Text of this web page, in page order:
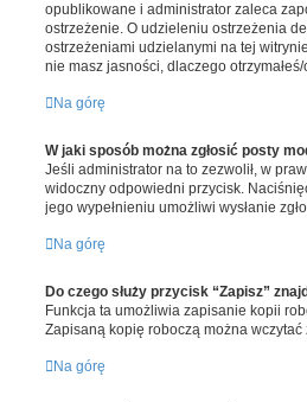
opublikowane i administrator zaleca
ostrzeżenie. O udzieleniu ostrzeżenia
ostrzeżeniami udzielanymi na tej
nie masz jasności, dlaczego
Na górę
W jaki sposób można zgłosić posty
Jeśli administrator na to zezwolił, w
widoczny odpowiedni przycisk.
jego wypełnieniu umożliwi wysłanie
Na górę
Do czego służy przycisk “Zapisz”
Funkcja ta umożliwia zapisanie kopii
Zapisaną kopię roboczą można wczytać
Na górę